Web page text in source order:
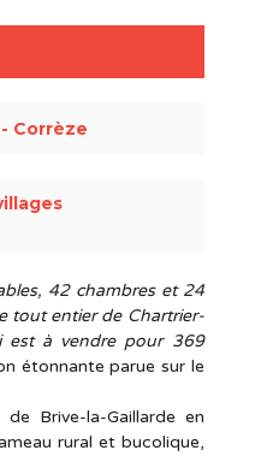
Corrèze
42 chambres et 24
tout entier de Chartrier-
est à vendre pour 369
étonnante parue sur le
Brive-la-Gaillarde en
rural et bucolique,